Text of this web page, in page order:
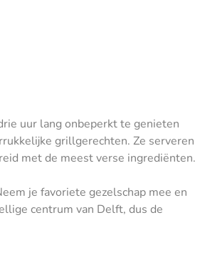
uur lang onbeperkt te genieten
grillgerechten. Ze serveren
met de meest verse ingrediënten.
je favoriete gezelschap mee en
centrum van Delft, dus de